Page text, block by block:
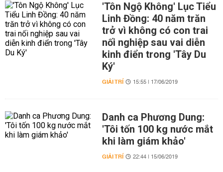
'Tôn Ngộ Không' Lục Tiểu
Linh Đồng: 40 năm trăn
trở vì không có con trai
nối nghiệp sau vai diễn
kinh điển trong 'Tây Du
Ký'
GIẢI TRÍ 15:55 | 17/06/2019
Danh ca Phương Dung:
'Tôi tốn 100 kg nước mắt
khi làm giám khảo'
GIẢI TRÍ 22:44 | 15/06/2019